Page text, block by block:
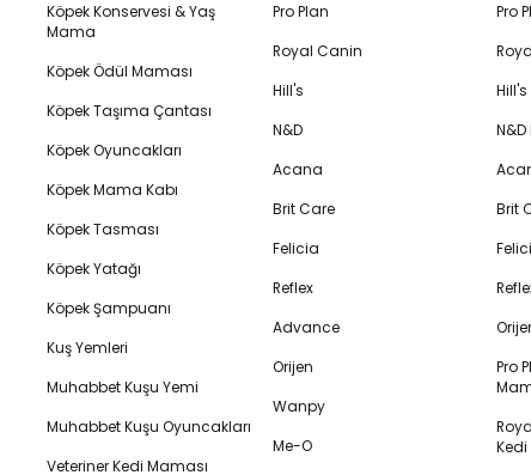
Köpek Konservesi & Yaş
Mama
Köpek Ödül Maması
Köpek Taşıma Çantası
Köpek Oyuncakları
Köpek Mama Kabı
Köpek Tasması
Köpek Yatağı
Köpek Şampuanı
Kuş Yemleri
Muhabbet Kuşu Yemi
Muhabbet Kuşu Oyuncakları
Veteriner Kedi Maması
Pro Plan
Royal Canin
Hill's
N&D
Acana
Brit Care
Felicia
Reflex
Advance
Orijen
Wanpy
Me-O
Pro
Brit
Pro